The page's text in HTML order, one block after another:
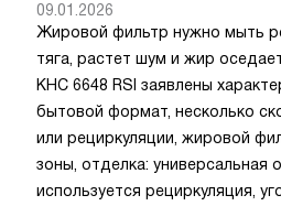
09.01.2026
Жировой фильтр нужно мыть
тяга, растет шум и жир
KHC 6648 RSI заявлены
бытовой формат, несколько
или рециркуляции, жировой
зоны, отделка: универсальная
используется рециркуляция,